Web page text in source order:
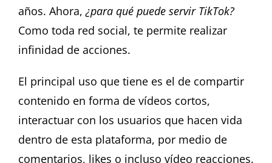
años. Ahora,¿para qué puede servir TikTok?
Como toda red social, te permite realizar
infinidad de acciones.
El principal uso que tiene es el de compartir
contenido en forma de vídeos cortos,
interactuar con los usuarios que hacen vida
dentro de esta plataforma, por medio de
comentarios, likes o incluso vídeo reacciones.